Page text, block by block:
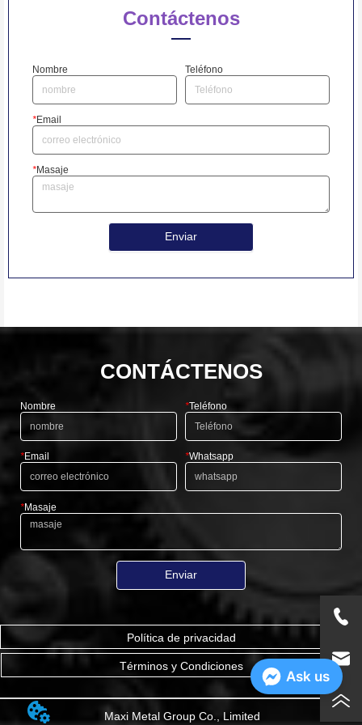
Contáctenos
Nombre Teléfono
*Email
*Masaje
Enviar
CONTÁCTENOS
Nombre *Teléfono
*Email *Whatsapp
*Masaje
Enviar
Política de privacidad
Términos y Condiciones
Maxi Metal Group Co., Limited
Ask us